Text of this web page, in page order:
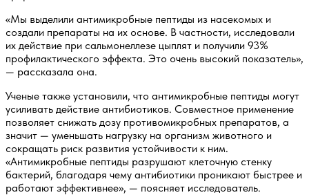
«Мы выделили антимикробные пептиды из насекомых и
создали препараты на их основе. В частности, исследовали
их действие при сальмонеллезе цыплят и получили 93%
профилактического эффекта. Это очень высокий показатель»,
— рассказала она.
Ученые также установили, что антимикробные пептиды могут
усиливать действие антибиотиков. Совместное применение
позволяет снижать дозу противомикробных препаратов, а
значит — уменьшать нагрузку на организм животного и
сокращать риск развития устойчивости к ним.
«Антимикробные пептиды разрушают клеточную стенку
бактерий, благодаря чему антибиотики проникают быстрее и
работают эффективнее», — поясняет исследователь.